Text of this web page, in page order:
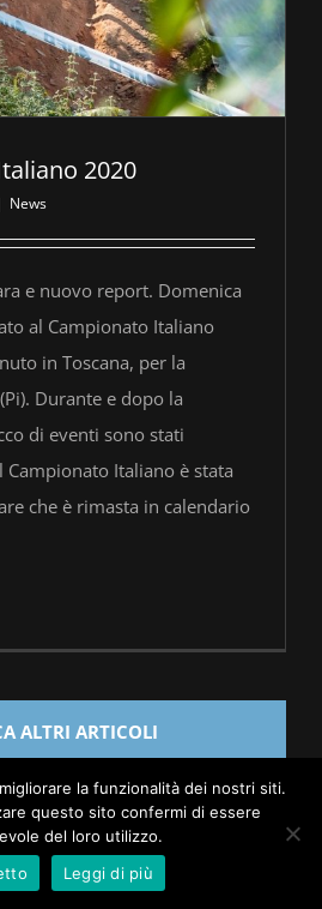
2020
News
e nuovo report. Domenica
al Campionato Italiano
in Toscana, per la
Durante e dopo la
di eventi sono stati
Italiano è stata
che è rimasta in calendario
ALTRI ARTICOLI
SITE | ALL RIGHTS RESERVED |
Powered by2000net - Smartweb360.it
la funzionalità dei nostri siti.
questo sito confermi di essere
del loro utilizzo.
Leggi di più